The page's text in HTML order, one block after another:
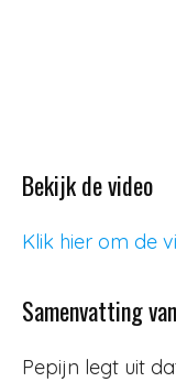
Bekijk de video
Klik hier om de
Samenvatting
Pepijn legt uit